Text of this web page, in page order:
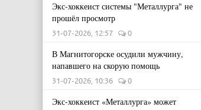
Экс-хоккеист системы "Металлурга" не
прошёл просмотр
31-07-2026, 12:57 0
В Магнитогорске осудили мужчину,
напавшего на скорую помощь
31-07-2026, 10:36 0
Экс-хоккеист «Металлурга» может